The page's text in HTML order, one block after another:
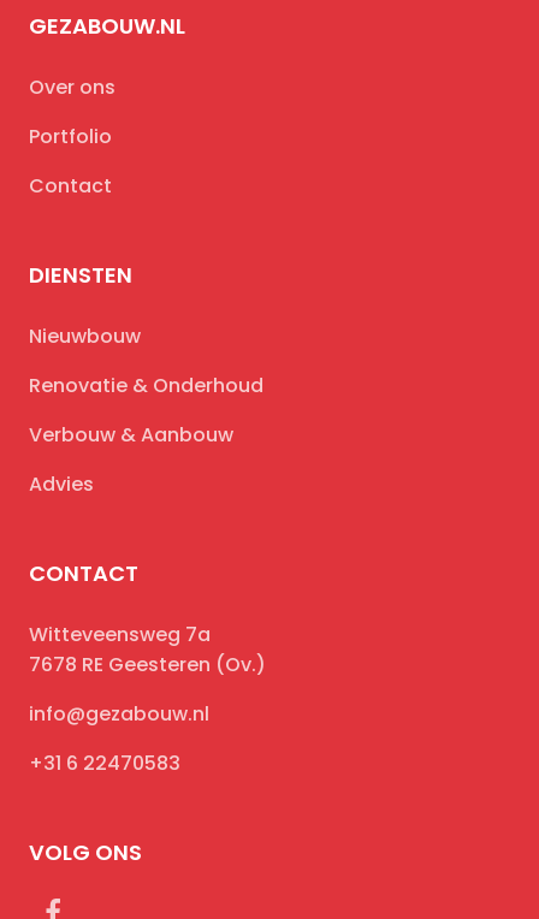
GEZABOUW.NL
Over ons
Portfolio
Contact
DIENSTEN
Nieuwbouw
Renovatie & Onderhoud
Verbouw & Aanbouw
Advies
CONTACT
Witteveensweg 7a
7678 RE Geesteren (Ov.)
info@gezabouw.nl
+31 6 22470583
VOLG ONS